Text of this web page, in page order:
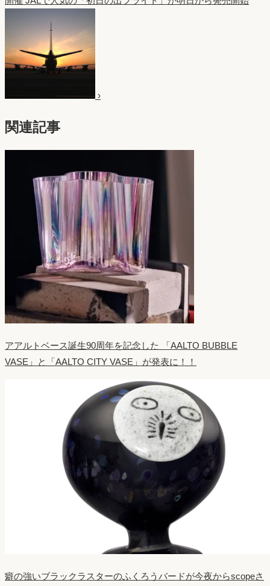
›
関連記事
アアルトベース誕生90周年を記念した 「AALTO BUBBLE
VASE」と「AALTO CITY VASE」が発表に！！
癖の強いブラックラスターのふくろうバードが今夜からscopeさ